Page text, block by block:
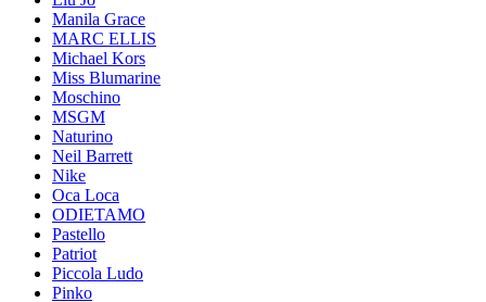
Manila Grace
MARC ELLIS
Michael Kors
Miss Blumarine
Moschino
MSGM
Naturino
Neil Barrett
Nike
Oca Loca
ODIETAMO
Pastello
Patriot
Piccola Ludo
Pinko